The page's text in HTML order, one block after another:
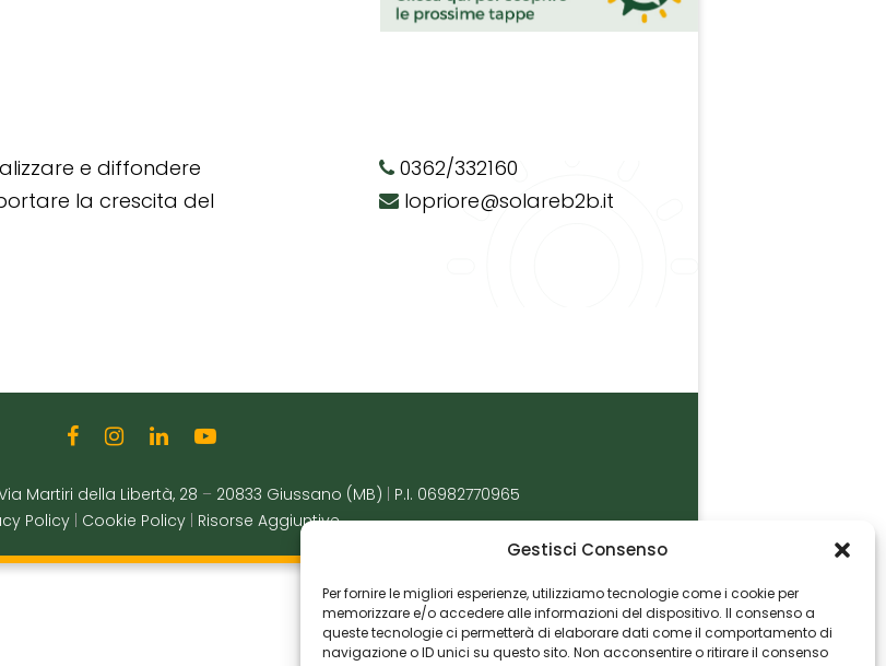
Gestisci Consenso
Per fornire le migliori esperienze, utilizziamo tecnologie come i cookie per
memorizzare e/o accedere alle informazioni del dispositivo. Il consenso a
queste tecnologie ci permetterà di elaborare dati come il comportamento di
navigazione o ID unici su questo sito. Non acconsentire o ritirare il consenso
e diffondere
la crescita del
0362/332160
lopriore@solareb2b.it
Martiri della Libertà, 28 – 20833 Giussano (MB)
P.I. 06982770965
Policy
Cookie Policy Risorse Aggiuntive